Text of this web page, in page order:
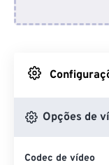
Opções de
Codec de vídeo